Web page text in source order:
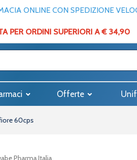
ONLINE CON SPEDIZIONE
PER ORDINI SUPERIORI A € 34,90
Offerte
60cps
Pharma Italia